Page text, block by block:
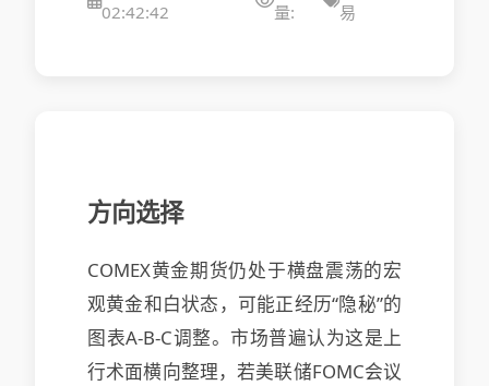
02:42:42
量:
易
方向选择
COMEX黄金期货仍处于横盘震荡的宏
观黄金和白状态，可能正经历“隐秘”的
图表A-B-C调整。市场普遍认为这是上
行术面横向整理，若美联储FOMC会议